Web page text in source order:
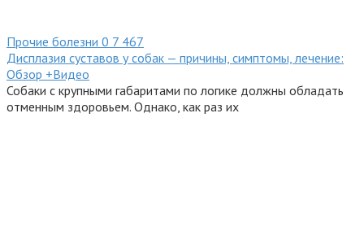
Прочие болезни 0 7 467
Дисплазия суставов у собак — причины, симптомы, лечение:
Обзор +Видео
Собаки с крупными габаритами по логике должны обладать
отменным здоровьем. Однако, как раз их